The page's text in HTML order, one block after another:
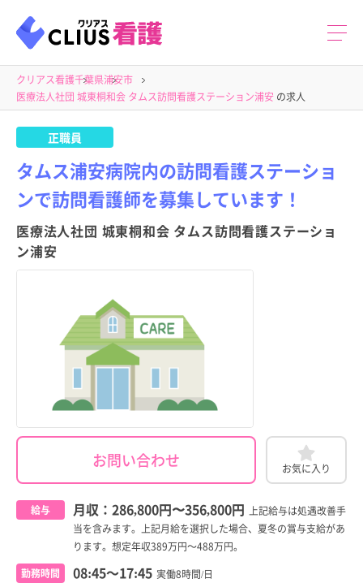
クリアス看護千葉県浦安市
医療法人社団 城東桐和会 タムス訪問看護ステーション浦安 の求人
正職員
タムス浦安病院内の訪問看護ステーショ
ンで訪問看護師を募集しています！
医療法人社団 城東桐和会 タムス訪問看護ステーショ
ン浦安
お問い合わせ お気に入り
給与 月収： 286,800円〜356,800円
上記給与は処遇改善手
当を含みます。上記月給を選択した場合、夏冬の賞与支給があ
ります。想定年収389万円～488万円。
勤務時間
08:45～17:45 実働8時間/日